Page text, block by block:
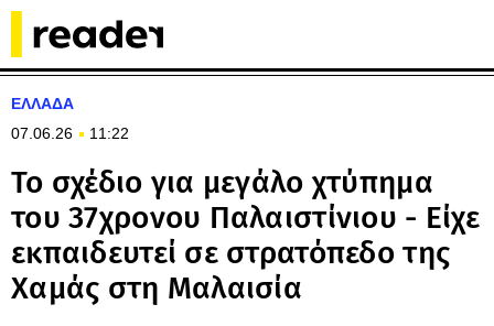
ΕΛΛΑΔΑ
07.06.26
11:22
Το σχέδιο για μεγάλο χτύπημα
του 37χρονου Παλαιστίνιου - Είχε
εκπαιδευτεί σε στρατόπεδο της
Χαμάς στη Μαλαισία